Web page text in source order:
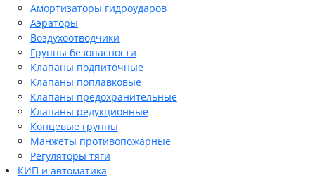
Амортизаторы гидроударов
Аэраторы
Воздухоотводчики
Группы безопасности
Клапаны подпиточные
Клапаны поплавковые
Клапаны предохранительные
Клапаны редукционные
Концевые группы
Манжеты противопожарные
Регуляторы тяги
КИП и автоматика